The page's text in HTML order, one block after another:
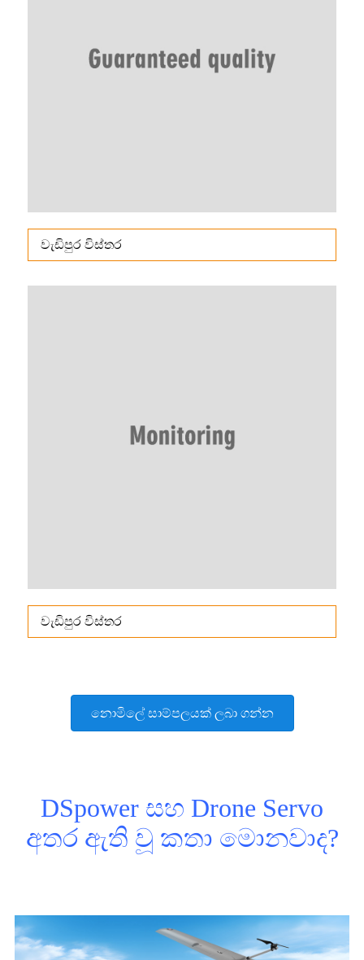
වැඩිපුර විස්තර
වැඩිපුර විස්තර
නොමිලේ සාම්පලයක් ලබා ගන්න
DSpower සහ Drone Servo
අතර ඇති වූ කතා මොනවාද?